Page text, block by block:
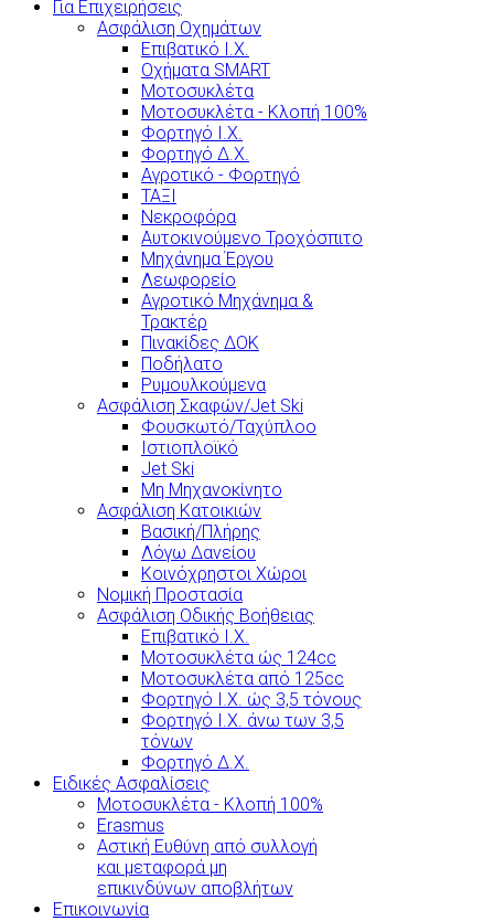
Για Επιχειρήσεις
Ασφάλιση Οχημάτων
Επιβατικό Ι.Χ.
Οχήματα SMART
Μοτοσυκλέτα
Μοτοσυκλέτα - Κλοπή 100%
Φορτηγό Ι.Χ.
Φορτηγό Δ.Χ.
Αγροτικό - Φορτηγό
ΤΑΞΙ
Νεκροφόρα
Αυτοκινούμενο Τροχόσπιτο
Μηχάνημα Έργου
Λεωφορείο
Αγροτικό Μηχάνημα &
Τρακτέρ
Πινακίδες ΔΟΚ
Ποδήλατο
Ρυμουλκούμενα
Ασφάλιση Σκαφών/Jet Ski
Φουσκωτό/Ταχύπλοο
Ιστιοπλοϊκό
Jet Ski
Μη Μηχανοκίνητο
Ασφάλιση Κατοικιών
Βασική/Πλήρης
Λόγω Δανείου
Κοινόχρηστοι Χώροι
Νομική Προστασία
Ασφάλιση Οδικής Βοήθειας
Επιβατικό Ι.Χ.
Μοτοσυκλέτα ώς 124cc
Μοτοσυκλέτα από 125cc
Φορτηγό Ι.Χ. ώς 3,5 τόνους
Φορτηγό Ι.Χ. άνω των 3,5
τόνων
Φορτηγό Δ.Χ.
Ειδικές Ασφαλίσεις
Μοτοσυκλέτα - Κλοπή 100%
Erasmus
Αστική Ευθύνη από συλλογή
και μεταφορά μη
επικινδύνων αποβλήτων
Επικοινωνία